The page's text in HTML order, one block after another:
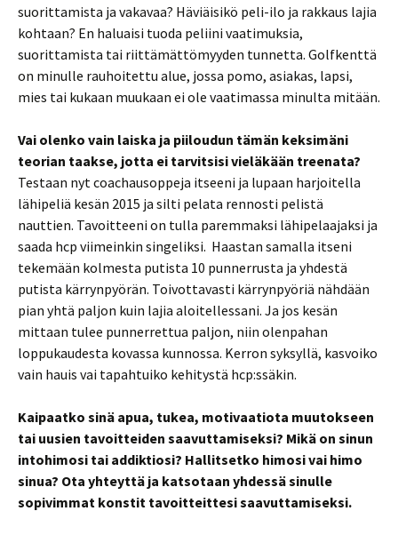
suorittamista ja vakavaa? Häviäisikö peli-ilo ja rakkaus lajia
kohtaan? En haluaisi tuoda peliini vaatimuksia,
suorittamista tai riittämättömyyden tunnetta. Golfkenttä
on minulle rauhoitettu alue, jossa pomo, asiakas, lapsi,
mies tai kukaan muukaan ei ole vaatimassa minulta mitään.
Vai olenko vain laiska ja piiloudun tämän keksimäni
teorian taakse, jotta ei tarvitsisi vieläkään treenata?
Testaan nyt coachausoppeja itseeni ja lupaan harjoitella
lähipeliä kesän 2015 ja silti pelata rennosti pelistä
nauttien. Tavoitteeni on tulla paremmaksi lähipelaajaksi ja
saada hcp viimeinkin singeliksi. Haastan samalla itseni
tekemään kolmesta putista 10 punnerrusta ja yhdestä
putista kärrynpyörän. Toivottavasti kärrynpyöriä nähdään
pian yhtä paljon kuin lajia aloitellessani. Ja jos kesän
mittaan tulee punnerrettua paljon, niin olenpahan
loppukaudesta kovassa kunnossa. Kerron syksyllä, kasvoiko
vain hauis vai tapahtuiko kehitystä hcp:ssäkin.
Kaipaatko sinä apua, tukea, motivaatiota muutokseen
tai uusien tavoitteiden saavuttamiseksi? Mikä on sinun
intohimosi tai addiktiosi? Hallitsetko himosi vai himo
sinua? Ota yhteyttä ja katsotaan yhdessä sinulle
sopivimmat konstit tavoitteittesi saavuttamiseksi.